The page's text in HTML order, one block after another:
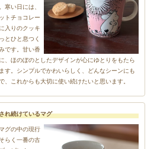
寒い日には、
トチョコレー
入りのクッキ
とひと息つく
です。甘い香
、ほのぼのとしたデザインが心にゆとりをもたら
す。シンプルでかわいらしく、どんなシーンにも
、これからも大切に使い続けたいと思います。
れ続けているマグ
グの中の現行
らく一番の古